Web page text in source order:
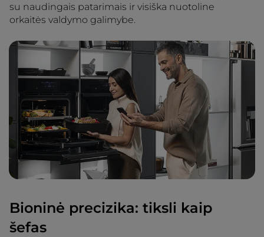
su naudingais patarimais ir visiška nuotoline
orkaitės valdymo galimybe.
Bioninė precizika: tiksli kaip
šefas